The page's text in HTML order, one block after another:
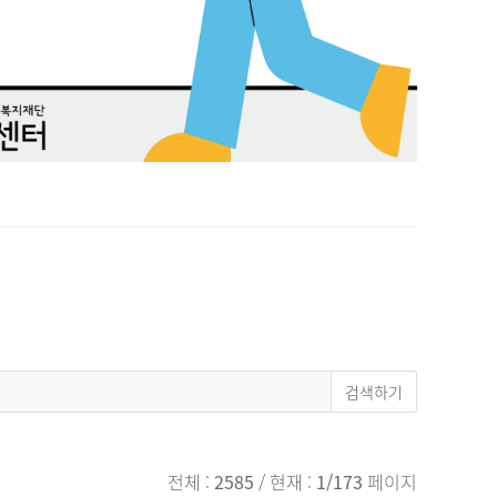
전체 : 2585 / 현재 : 1/173 페이지